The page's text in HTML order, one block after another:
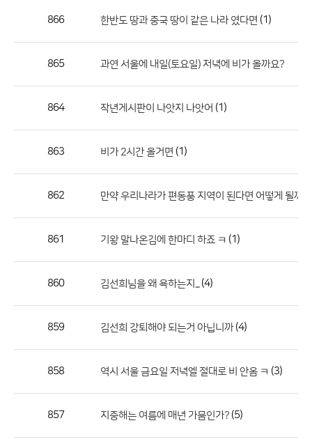
론
호,
록
866 한반도 땅과 중국 땅이 같은 나라 였다면 (1)
865 과연 서울에 내일(토요일) 저녁에 비가 올까요?
864 작년게시판이 나앗지 나앗어 (1)
863 비가 2시간 올거면 (1)
862 만약 우리나라가 편동풍 지역이 된다면 어떻게 될까
861 기왕 말나온김에 한마디 하죠 ㅋ (1)
860 김선희님을 왜 욕하는지... (4)
859 김선희 강퇴해야 되는거 아닙니까(4)
858 역시 서울 금요일 저녁엘 절대로 비 안옴 ㅋ (3)
857 지중해는 여름에 매년 가뭄인가? (5)